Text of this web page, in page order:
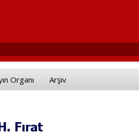
Organı Arşiv
Fırat